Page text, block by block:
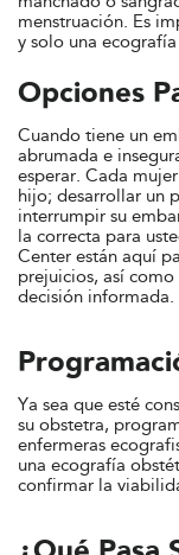
menstruación. Es
y solo una
Opciones
Cuando tiene un
abrumada e
esperar. Cada
hijo; desarrollar un
interrumpir su
la correcta para
Center están aquí
prejuicios, así
decisión informada.
Ya sea que esté
su obstetra,
enfermeras
una ecografía
confirmar la